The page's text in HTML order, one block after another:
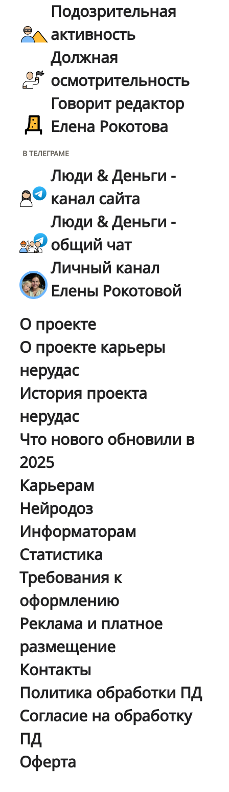
Подозрительная
активность
Должная
осмотрительность
Говорит редактор
Елена Рокотова
В ТЕЛЕГРАМЕ
Люди & Деньги -
канал сайта
Люди & Деньги -
общий чат
Личный канал
Елены Рокотовой
О проекте
О проекте карьеры
нерудас
История проекта
нерудас
Что нового обновили в
2025
Карьерам
Нейродоз
Информаторам
Статистика
Требования к
оформлению
Реклама и платное
размещение
Контакты
Политика обработки ПД
Согласие на обработку
ПД
Оферта